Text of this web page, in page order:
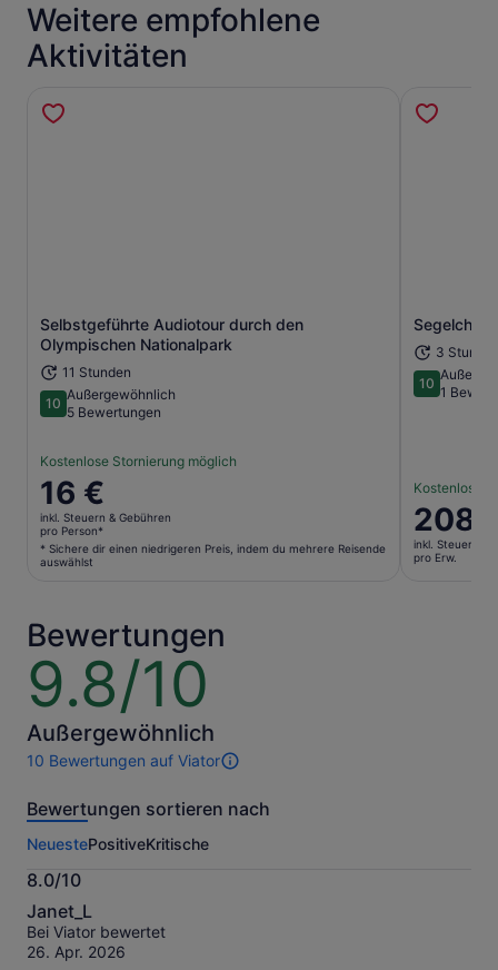
Weitere empfohlene
Aktivitäten
Selbstgeführte Audiotour durch den
Olympischen Nationalpark
11 Stunden
1010 von 10
Außergewöhnlich
5 Bewertungen
Kostenlose Stornierung möglich
Der
Preis
beträgt
16 €
* Sichere
dir
einen
niedrigeren
Preis,
indem
du
auswählst
16 €
inkl. Steuern & Gebühren
pro Person*
* Sichere dir einen niedrigeren Preis, indem du mehrere Reisende
auswählst
Wird in einem neuen Tab geöffnet
3
1010 von 10
1
Kostenlose
Der
Preis
beträgt
208
inkl. Steuern &
pro Erw.
Bewertungen
9.8/10
9.8
von
10
Außergewöhnlich
10 Bewertungen auf Viator
10
dieser
Weitere
Informationen
zu
unseren
geprüften
Bewertungen.
Bewertungen sortieren nach
NeuestePositiveKritische
8.0/10
8.0
von
10
Janet_L
Bei Viator bewertet
26. Apr. 2026